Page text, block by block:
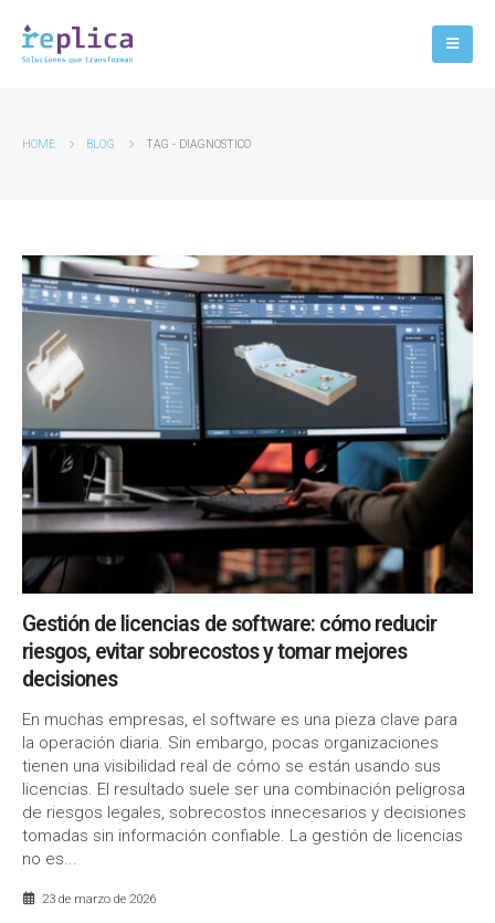
HOME BLOG TAG - DIAGNOSTICO
Gestión de licencias de software: cómo reducir
riesgos, evitar sobrecostos y tomar mejores
decisiones
En muchas empresas, el software es una pieza clave para
la operación diaria. Sin embargo, pocas organizaciones
tienen una visibilidad real de cómo se están usando sus
licencias. El resultado suele ser una combinación peligrosa
de riesgos legales, sobrecostos innecesarios y decisiones
tomadas sin información confiable. La gestión de licencias
no es...
23 de marzo de 2026